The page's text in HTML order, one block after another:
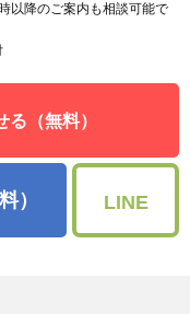
以降のご案内も相談可能で
（無料）
） LINE